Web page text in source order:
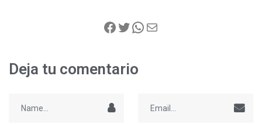
Deja tu comentario